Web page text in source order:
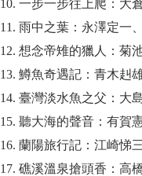
10. 一步一步往上爬：大
11. 雨中之葉：永澤定一
12. 想念帝雉的獵人：菊
13. 鱒魚奇遇記：青木赳
14. 臺灣淡水魚之父：大
15. 聽大海的聲音：有賀
16. 蘭陽旅行記：江崎悌
17. 礁溪溫泉搶頭香：高